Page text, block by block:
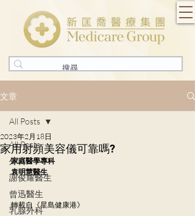
文章
All Posts
外科
謝俊耀醫生
曾迅醫生
乳腺外科
All Posts
家用射頻美容儀可靠嗎?
2023年2月18日
家庭醫學專科
袁明慧醫生
轉載自《星島健康港》